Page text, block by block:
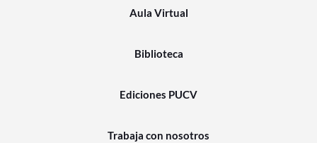
Aula Virtual
Biblioteca
Ediciones PUCV
Trabaja con nosotros